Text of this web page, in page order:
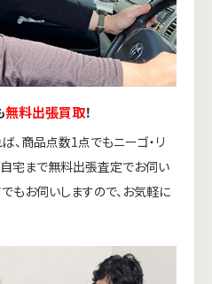
無料出張買取！
、商品点数1点でもニーゴ・リ
宅まで無料出張査定でお伺い
もお伺いしますので、お気軽に